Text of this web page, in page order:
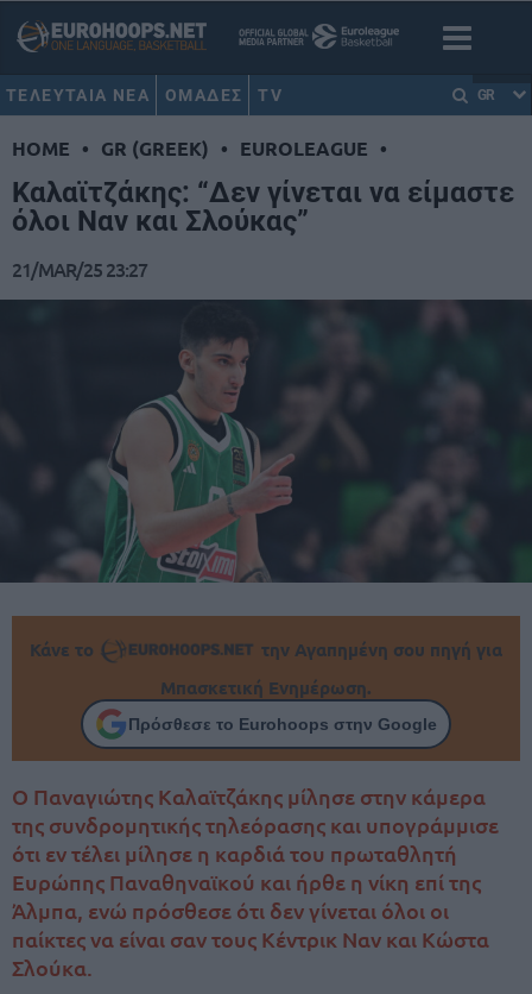
ΤΕΛΕΥΤΑΙΑ ΝΕΑ ΟΜΑΔΕΣ TV GR
HOME • GR (GREEK) • EUROLEAGUE •
Καλαϊτζάκης: “Δεν γίνεται να είμαστε
όλοι Ναν και Σλούκας”
21/MAR/25 23:27
Κάνε το
την Αγαπημένη σου πηγή για
Μπασκετική Ενημέρωση.
Πρόσθεσε το Eurohoops στην Google
Ο Παναγιώτης Καλαϊτζάκης μίλησε στην κάμερα
της συνδρομητικής τηλεόρασης και υπογράμμισε
ότι εν τέλει μίλησε η καρδιά του πρωταθλητή
Ευρώπης Παναθηναϊκού και ήρθε η νίκη επί της
Άλμπα, ενώ πρόσθεσε ότι δεν γίνεται όλοι οι
παίκτες να είναι σαν τους Κέντρικ Ναν και Κώστα
Σλούκα.